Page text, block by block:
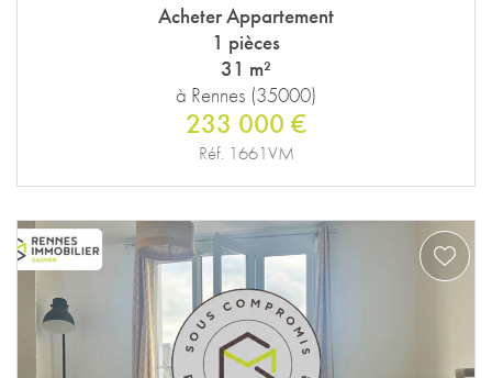
Acheter Appartement
1 pièces
31 m²
à Rennes (35000)
233 000 €
Réf. 1661VM